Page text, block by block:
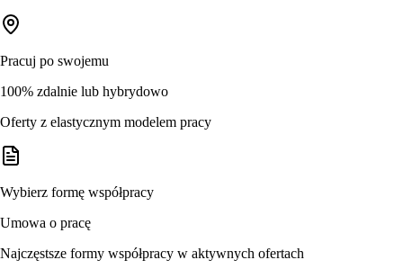
Pracuj po swojemu
100% zdalnie lub hybrydowo
Oferty z elastycznym modelem pracy
Wybierz formę współpracy
Umowa o pracę
Najczęstsze formy współpracy w aktywnych ofertach